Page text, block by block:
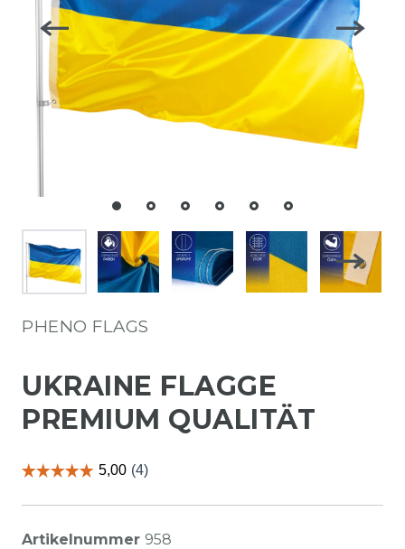
PHENO FLAGS
UKRAINE FLAGGE
PREMIUM QUALITÄT
Artikelnummer 958